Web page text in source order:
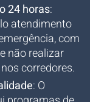
24 horas:
atendimento
com
não realizar
corredores.
: O